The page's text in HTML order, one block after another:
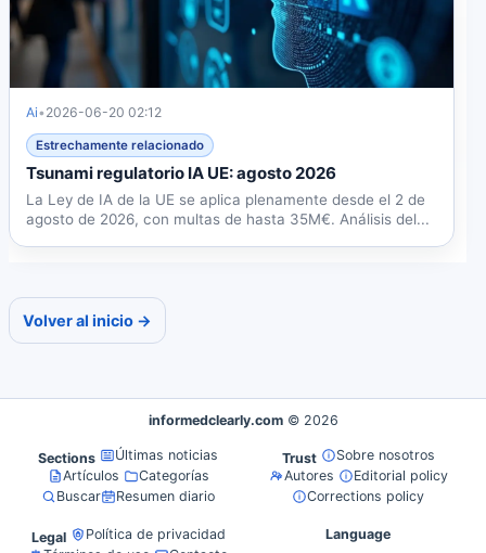
Ai• 2026-06-20 02:12
Estrechamente relacionado
Tsunami regulatorio IA UE: agosto 2026
La Ley de IA de la UE se aplica plenamente desde el 2 de
agosto de 2026, con multas de hasta 35M€. Análisis del...
Volver al inicio →
informedclearly.com © 2026
Sections
Últimas noticias
Artículos
Categorías
Buscar
Resumen diario
Trust
Sobre nosotros
Autores
Editorial policy
Corrections policy
Legal
Política de privacidad
Language